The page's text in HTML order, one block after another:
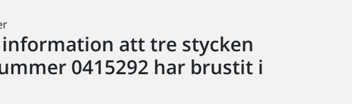
att tre stycken
0415292 har brustit i